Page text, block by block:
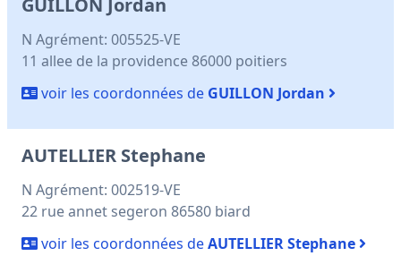
N Agrément: 005525-VE
11 allee de la providence 86000 poitiers
voir les coordonnées de GUILLON Jordan
AUTELLIER Stephane
N Agrément: 002519-VE
22 rue annet segeron 86580 biard
voir les coordonnées deAUTELLIER Stephane